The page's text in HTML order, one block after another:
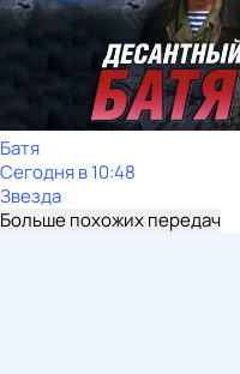
Батя
Сегодня в 10:48
Звезда
Больше похожих передач